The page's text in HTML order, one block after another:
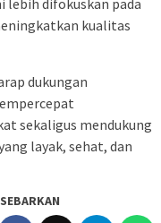
kualitas
dukungan
sekaligus mendukung
layak, sehat, dan
SEBARKAN